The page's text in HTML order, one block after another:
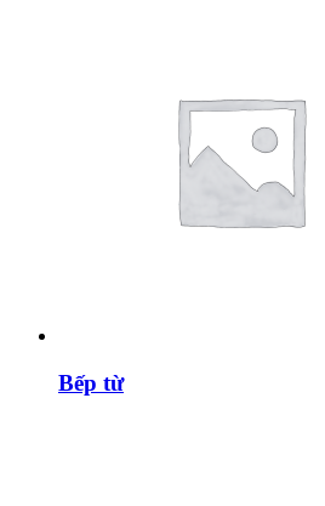
Bếp từ